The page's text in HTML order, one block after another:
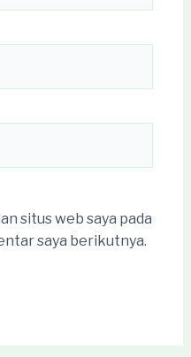
situs web saya pada
saya berikutnya.